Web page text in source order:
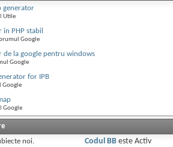
generator
Utile
PHP stabil
Google
de la google pentru windows
Google
for IPB
Google
Google
noi.
Codul BBeste Activ